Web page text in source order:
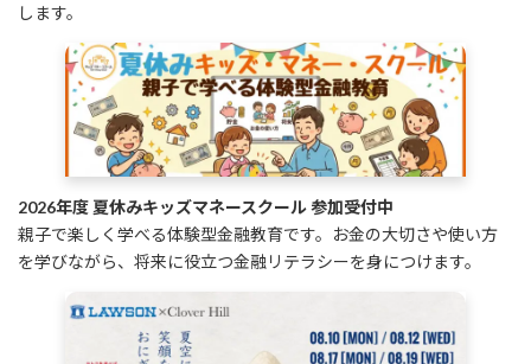
します。
2026年度 夏休みキッズマネースクール 参加受付中
親子で楽しく学べる体験型金融教育です。お金の大切さや使い方
を学びながら、将来に役立つ金融リテラシーを身につけます。